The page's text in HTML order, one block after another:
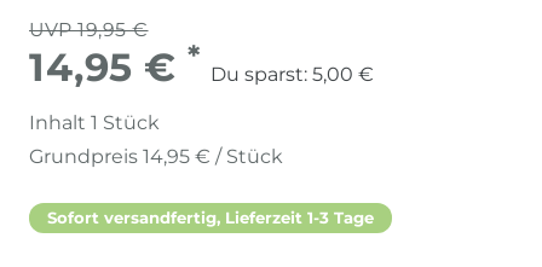
UVP 19,95 €
14,95 € *
Du sparst: 5,00 €
Inhalt 1 Stück
Grundpreis 14,95 € / Stück
Sofort versandfertig, Lieferzeit 1-3 Tage